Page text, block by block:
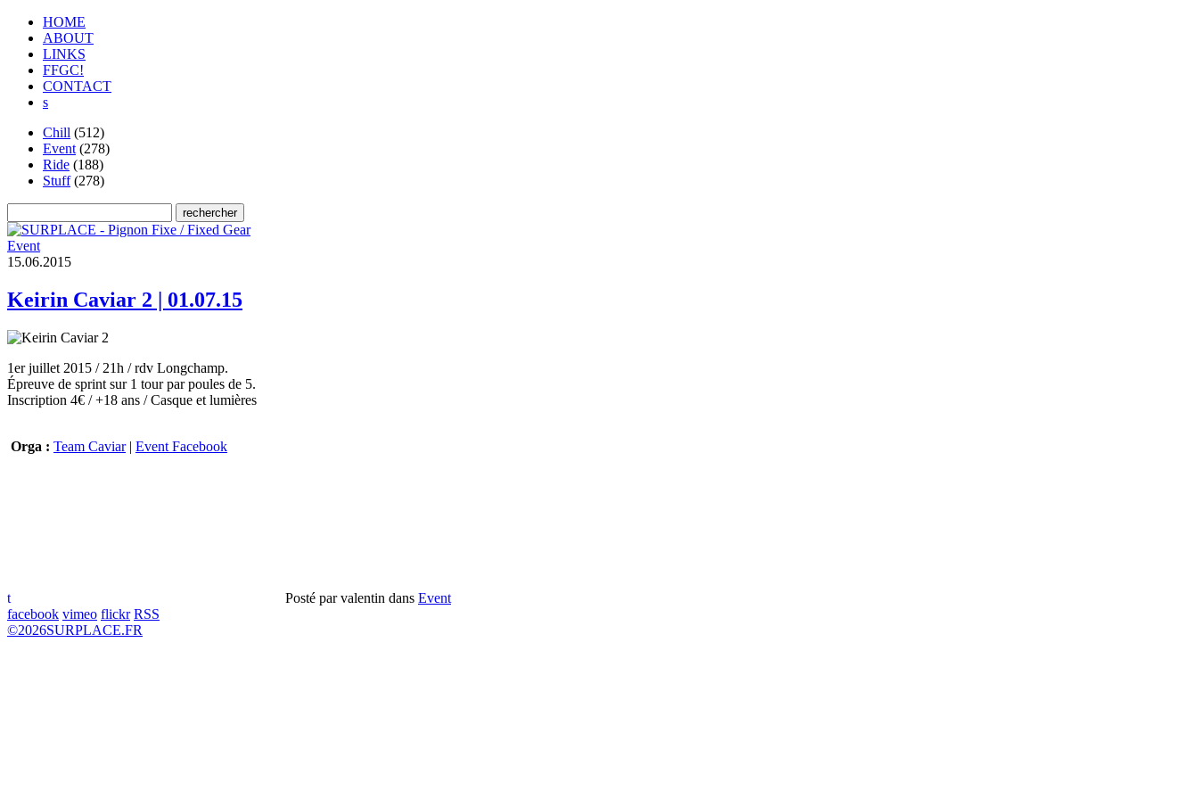
HOME
ABOUT
LINKS
FFGC!
CONTACT
s
Chill (512)
Event (278)
Ride (188)
Stuff(278)
Event
1 5.06.201 5
Keirin Caviar 2 | 01.07.15
1er juillet 2015 / 21h / rdv Longchamp.
Épreuve de sprint sur 1 tour par poules de 5.
Inscription 4€ / +18 ans / Casque et lumières
Orga : Team Caviar| Event Facebook
t Posté parvalentin dans Event
facebook vimeo flickr RSS
©2026SURPLACE.FR